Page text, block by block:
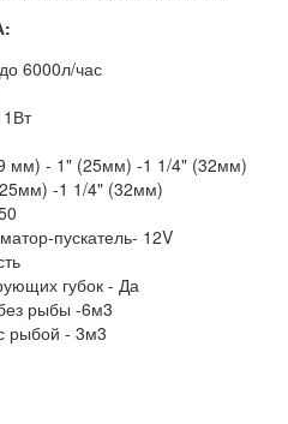
6000л/час
мм) - 1" (25мм) -1 1/4" (32мм)
-1 1/4" (32мм)
пускатель- 12V
губок - Да
рыбы -6м3
рыбой - 3м3